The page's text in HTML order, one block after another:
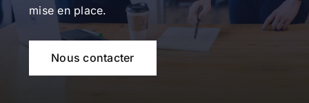
mise en place.
Nous contacter